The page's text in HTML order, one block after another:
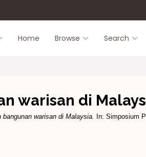
Home Browse Search
warisan di
warisan di Malaysia.
In: Simposium